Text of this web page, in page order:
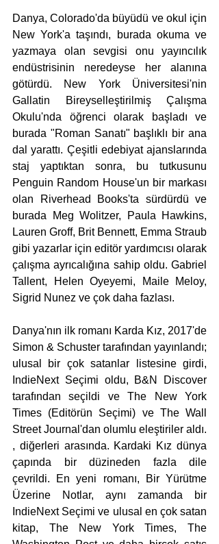
Danya, Colorado'da büyüdü ve okul için
New York'a taşındı, burada okuma ve
yazmaya olan sevgisi onu yayıncılık
endüstrisinin neredeyse her alanına
götürdü. New York Üniversitesi'nin
Gallatin Bireyselleştirilmiş Çalışma
Okulu'nda öğrenci olarak başladı ve
burada "Roman Sanatı" başlıklı bir ana
dal yarattı. Çeşitli edebiyat ajanslarında
staj yaptıktan sonra, bu tutkusunu
Penguin Random House'un bir markası
olan Riverhead Books'ta sürdürdü ve
burada Meg Wolitzer, Paula Hawkins,
Lauren Groff, Brit Bennett, Emma Straub
gibi yazarlar için editör yardımcısı olarak
çalışma ayrıcalığına sahip oldu. Gabriel
Tallent, Helen Oyeyemi, Maile Meloy,
Sigrid Nunez ve çok daha fazlası.
Danya'nın ilk romanı Karda Kız, 2017'de
Simon & Schuster tarafından yayınlandı;
ulusal bir çok satanlar listesine girdi,
IndieNext Seçimi oldu, B&N Discover
tarafından seçildi ve The New York
Times (Editörün Seçimi) ve The Wall
Street Journal'dan olumlu eleştiriler aldı.
, diğerleri arasında. Kardaki Kız dünya
çapında bir düzineden fazla dile
çevrildi. En yeni romanı, Bir Yürütme
Üzerine Notlar, aynı zamanda bir
IndieNext Seçimi ve ulusal en çok satan
kitap, The New York Times, The